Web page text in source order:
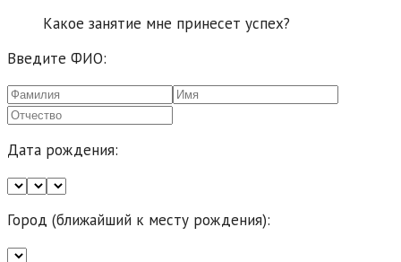
Какое занятие мне принесет успех?
Введите ФИО:
Дата рождения:
Город (ближайший к месту рождения):